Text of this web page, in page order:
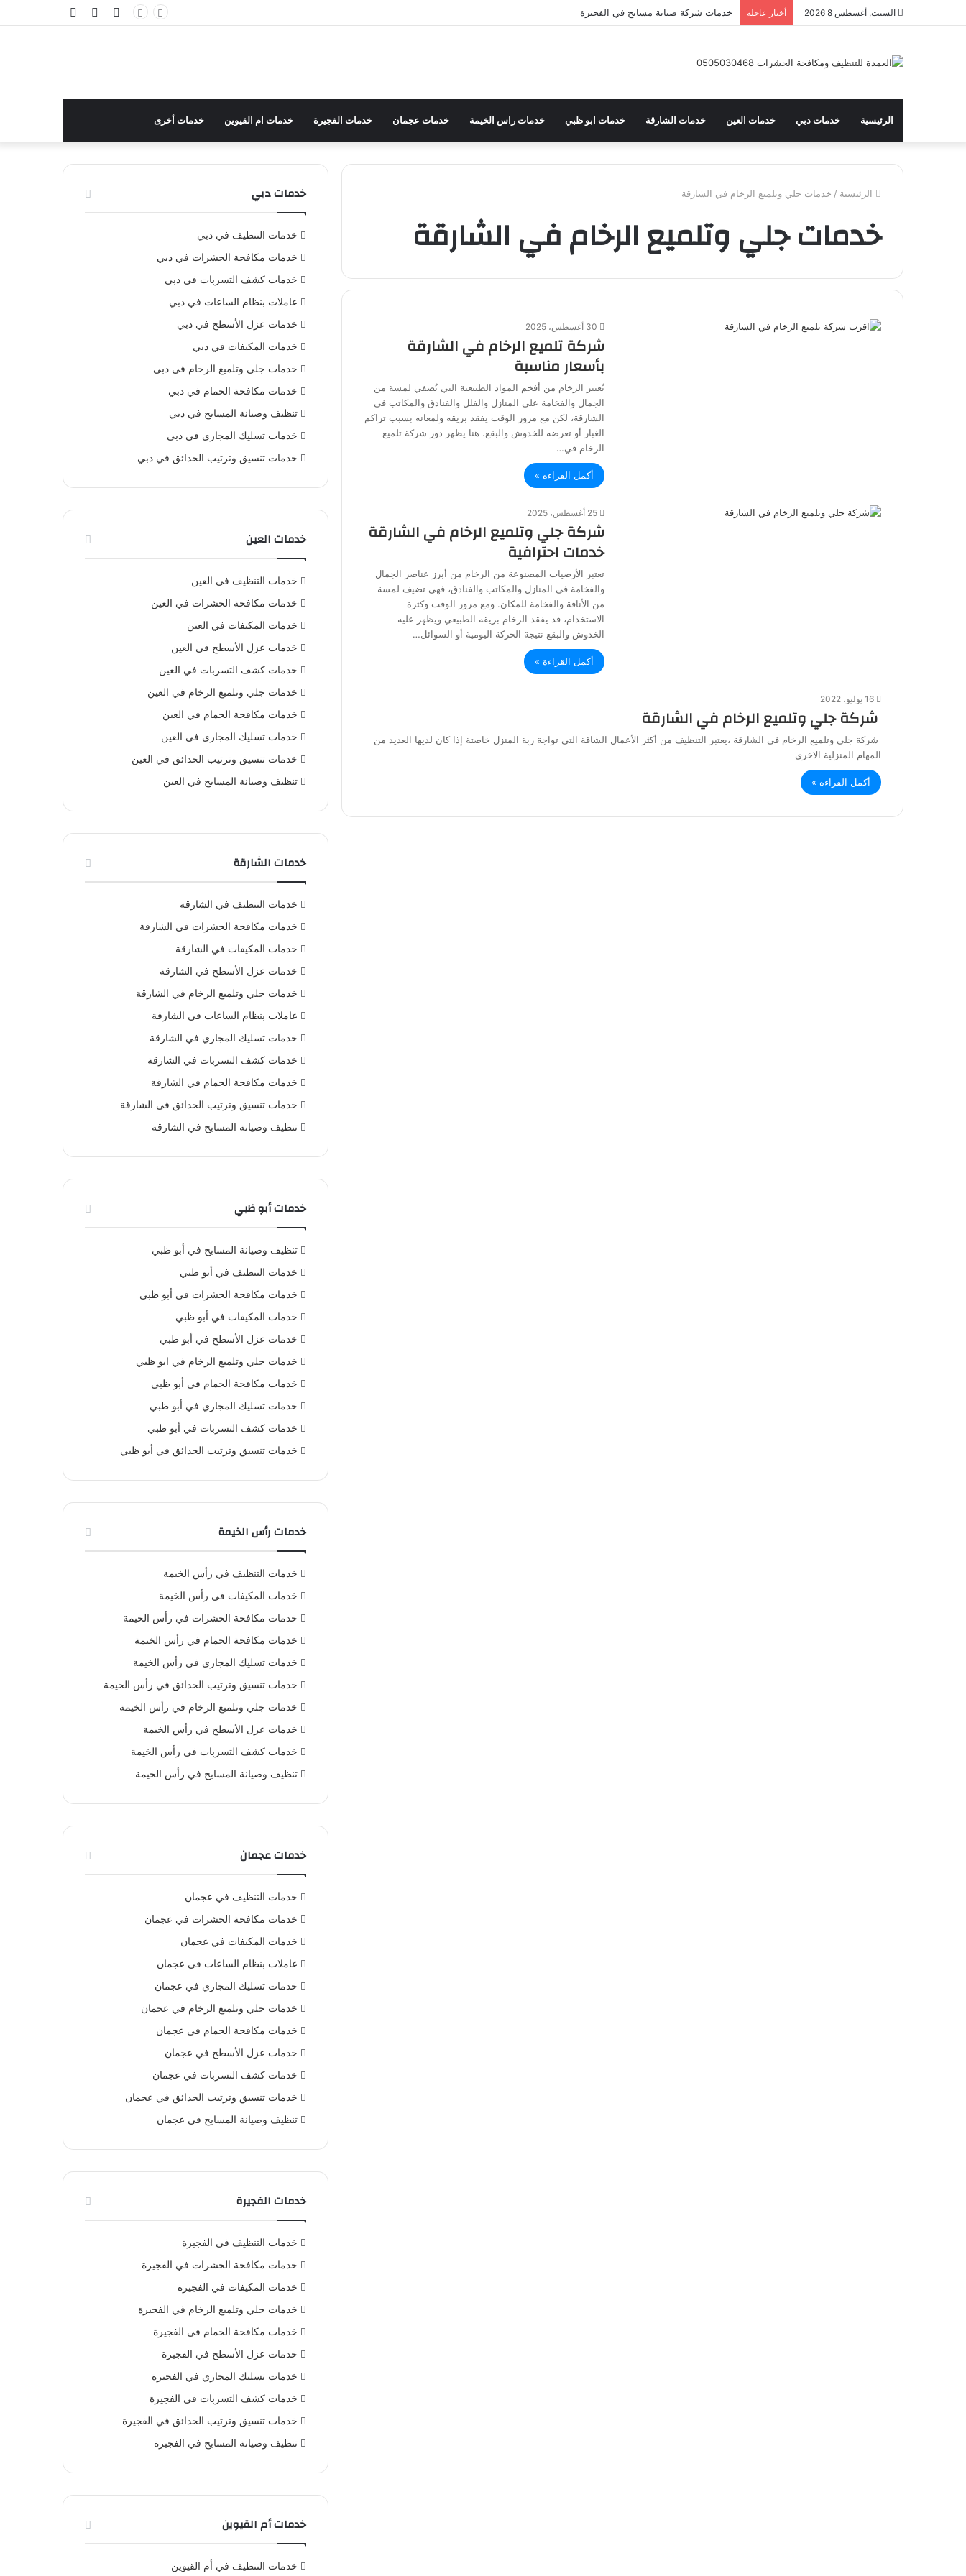
السبت, أغسطس 8 2026 أخبار عاجلة خدمات شركة صيانة مسابح في الفجيرة
مقال تسجيل
الرئيسية خدمات دبي خدمات العين خدمات الشارقة خدمات ابو ظبي خدمات راس الخيمة خدمات عجمان خدمات الفجيرة خدمات ام القيوين خدمات أخرى
الرئيسية / خدمات جلي وتلميع الرخام في الشارقة
خدمات جلي وتلميع الرخام في الشارقة
30 أغسطس، 2025
شركة تلميع الرخام في الشارقة
بأسعار مناسبة
يُعتبر الرخام من أفخم المواد الطبيعية التي تُضفي لمسة من
الجمال والفخامة على المنازل والفلل والفنادق والمكاتب في
الشارقة، لكن مع مرور الوقت يفقد بريقه ولمعانه بسبب تراكم
الغبار أو تعرضه للخدوش والبقع. هنا يظهر دور شركة تلميع
الرخام في…
أكمل القراءة »
25 أغسطس، 2025
شركة جلي وتلميع الرخام في الشارقة
خدمات احترافية
تعتبر الأرضيات المصنوعة من الرخام من أبرز عناصر الجمال
والفخامة في المنازل والمكاتب والفنادق، فهي تضيف لمسة
من الأناقة والفخامة للمكان. ومع مرور الوقت وكثرة
الاستخدام، قد يفقد الرخام بريقه الطبيعي ويظهر عليه
الخدوش والبقع نتيجة الحركة اليومية أو السوائل…
أكمل القراءة »
16 يوليو، 2022
شركة جلي وتلميع الرخام في الشارقة
شركة جلي وتلميع الرخام في الشارقة ،يعتبر التنظيف من أكثر الأعمال الشاقة التي تواجة ربة المنزل خاصتة إذا كان لديها العديد من
المهام المنزلية الاخري
أكمل القراءة »
خدمات دبي
خدمات التنظيف في دبي
خدمات مكافحة الحشرات في دبي
خدمات كشف التسربات في دبي
عاملات بنظام الساعات في دبي
خدمات عزل الأسطح في دبي
خدمات المكيفات في دبي
خدمات جلي وتلميع الرخام في دبي
خدمات مكافحة الحمام في دبي
تنظيف وصيانة المسابح في دبي
خدمات تسليك المجاري في دبي
خدمات تنسيق وترتيب الحدائق في دبي
خدمات العين
خدمات التنظيف في العين
خدمات مكافحة الحشرات في العين
خدمات المكيفات في العين
خدمات عزل الأسطح في العين
خدمات كشف التسربات في العين
خدمات جلي وتلميع الرخام في العين
خدمات مكافحة الحمام في العين
خدمات تسليك المجاري في العين
خدمات تنسيق وترتيب الحدائق في العين
تنظيف وصيانة المسابح في العين
خدمات الشارقة
خدمات التنظيف في الشارقة
خدمات مكافحة الحشرات في الشارقة
خدمات المكيفات في الشارقة
خدمات عزل الأسطح في الشارقة
خدمات جلي وتلميع الرخام في الشارقة
عاملات بنظام الساعات في الشارقة
خدمات تسليك المجاري في الشارقة
خدمات كشف التسربات في الشارقة
خدمات مكافحة الحمام في الشارقة
خدمات تنسيق وترتيب الحدائق في الشارقة
تنظيف وصيانة المسابح في الشارقة
خدمات أبو ظبي
تنظيف وصيانة المسابح في أبو ظبي
خدمات التنظيف في أبو ظبي
خدمات مكافحة الحشرات في أبو ظبي
خدمات المكيفات في أبو ظبي
خدمات عزل الأسطح في أبو ظبي
خدمات جلي وتلميع الرخام في ابو ظبي
خدمات مكافحة الحمام في أبو ظبي
خدمات تسليك المجاري في أبو ظبي
خدمات كشف التسربات في أبو ظبي
خدمات تنسيق وترتيب الحدائق في أبو ظبي
خدمات رأس الخيمة
خدمات التنظيف في رأس الخيمة
خدمات المكيفات في رأس الخيمة
خدمات مكافحة الحشرات في رأس الخيمة
خدمات مكافحة الحمام في رأس الخيمة
خدمات تسليك المجاري في رأس الخيمة
خدمات تنسيق وترتيب الحدائق في رأس الخيمة
خدمات جلي وتلميع الرخام في رأس الخيمة
خدمات عزل الأسطح في رأس الخيمة
خدمات كشف التسربات في رأس الخيمة
تنظيف وصيانة المسابح في رأس الخيمة
خدمات عجمان
خدمات التنظيف في عجمان
خدمات مكافحة الحشرات في عجمان
خدمات المكيفات في عجمان
عاملات بنظام الساعات في عجمان
خدمات تسليك المجاري في عجمان
خدمات جلي وتلميع الرخام في عجمان
خدمات مكافحة الحمام في عجمان
خدمات عزل الأسطح في عجمان
خدمات كشف التسربات في عجمان
خدمات تنسيق وترتيب الحدائق في عجمان
تنظيف وصيانة المسابح في عجمان
خدمات الفجيرة
خدمات التنظيف في الفجيرة
خدمات مكافحة الحشرات في الفجيرة
خدمات المكيفات في الفجيرة
خدمات جلي وتلميع الرخام في الفجيرة
خدمات مكافحة الحمام في الفجيرة
خدمات عزل الأسطح في الفجيرة
خدمات تسليك المجاري في الفجيرة
خدمات كشف التسربات في الفجيرة
خدمات تنسيق وترتيب الحدائق في الفجيرة
تنظيف وصيانة المسابح في الفجيرة
خدمات أم القيوين
خدمات التنظيف في أم القيوين